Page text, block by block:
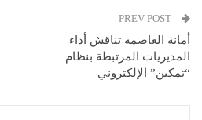
أمانة العاصمة تناقش أداء
المديريات المرتبطة بنظام
“تمكين” الإلكتروني